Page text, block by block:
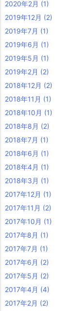
2020年2月 (1)
2019年12月 (2)
2019年7月 (1)
2019年6月 (1)
2019年5月 (1)
2019年2月 (2)
2018年12月 (2)
2018年11月 (1)
2018年10月 (1)
2018年8月 (2)
2018年7月 (1)
2018年6月 (1)
2018年4月 (1)
2018年3月 (1)
2017年12月 (1)
2017年11月 (2)
2017年10月 (1)
2017年8月 (1)
2017年7月 (1)
2017年6月 (2)
2017年5月 (2)
2017年4月 (4)
2017年2月 (2)